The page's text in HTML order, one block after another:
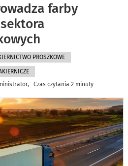
farby
PROSZKOWE
Czas czytania 2 minuty